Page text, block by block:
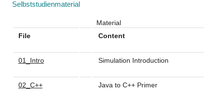
Selbststudienmaterial
Material
File
Content
01_Intro Simulation Introduction
02_C++ Java to C++ Primer